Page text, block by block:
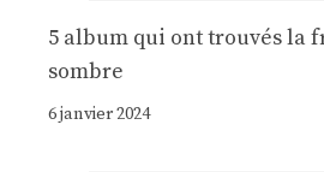
5 album qui ont trouvés la
sombre
6 janvier 2024